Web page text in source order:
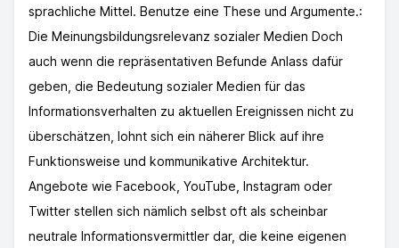
sprachliche Mittel. Benutze eine These und Argumente.:
Die Meinungsbildungsrelevanz sozialer Medien Doch
auch wenn die repräsentativen Befunde Anlass dafür
geben, die Bedeutung sozialer Medien für das
Informationsverhalten zu aktuellen Ereignissen nicht zu
überschätzen, lohnt sich ein näherer Blick auf ihre
Funktionsweise und kommunikative Architektur.
Angebote wie Facebook, YouTube, Instagram oder
Twitter stellen sich nämlich selbst oft als scheinbar
neutrale Informationsvermittler dar, die keine eigenen